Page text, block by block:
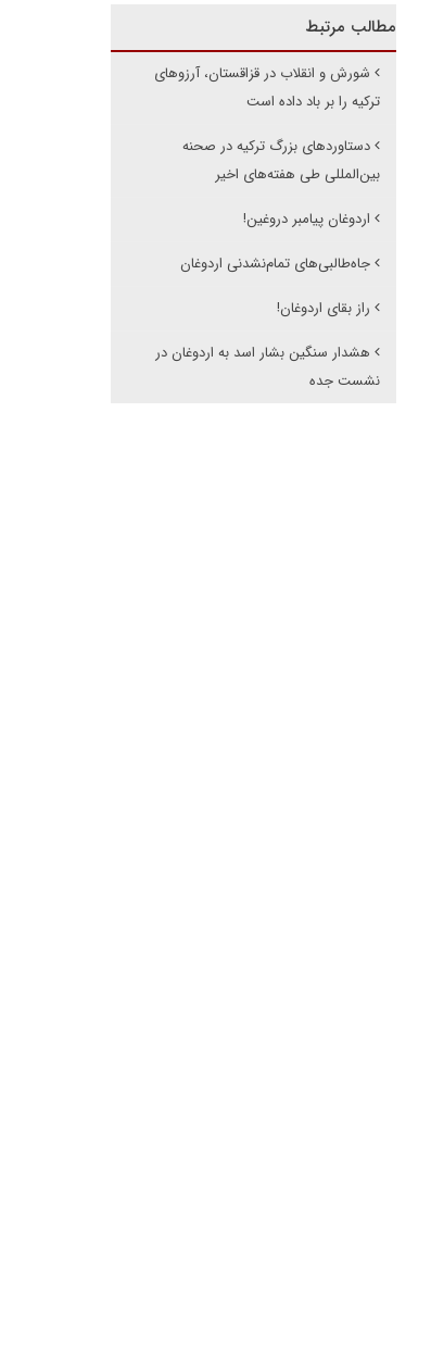
مطالب مرتبط
شورش و انقلاب در قزاقستان، آرزوهای
ترکیه را بر باد داده است
دستاوردهای بزرگ ترکیه در صحنه
بین‌المللی طی هفته‌های اخیر
اردوغان پیامبر دروغین!
جاه‌طالبی‌های تمام‌نشدنی اردوغان
راز بقای اردوغان!
هشدار سنگین بشار اسد به اردوغان در
نشست جده